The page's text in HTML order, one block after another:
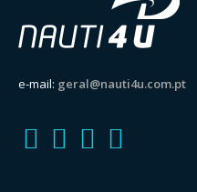
e-mail: geral@nauti4u.com.pt